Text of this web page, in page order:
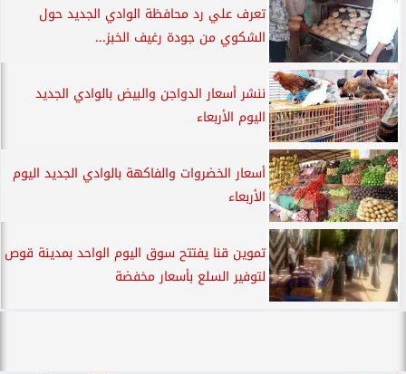
تعرف علي رد محافظة الوادي الجديد حول
الشكوي من جودة رغيف الخبز...
ننشر أسعار الدواجن والبيض بالوادي الجديد
اليوم الأربعاء
أسعار الخضروات والفاكهة بالوادي الجديد اليوم
الأربعاء
تموين قنا يفتتح سوق اليوم الواحد بمدينة قوص
لتوفير السلع بأسعار مخفضة